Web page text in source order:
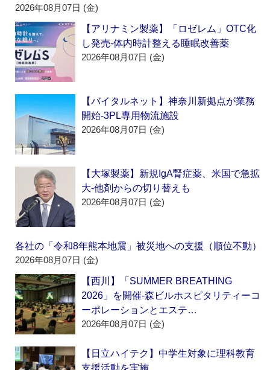
2026年08月07日 (金)
【アリナミン製薬】「ロゼレム」OTC化
し発売‐体内時計整える睡眠改善薬
2026年08月07日 (金)
【バイタルネット】神奈川新拠点が業務
開始‐3PL専用物流施設
2026年08月07日 (金)
【大塚製薬】新規IgA腎症薬、米国で急拡
大‐他剤からの切り替えも
2026年08月07日 (金)
各社の「令和8年熊本地震」被災地への支援（順位不動）
2026年08月07日 (金)
【西川】「SUMMER BREATHING
2026」を開催‐森ビルホスピタリティーコ
ーポレーションとエステ…
2026年08月07日 (金)
【日立ハイテク】中学生対象に理科教育